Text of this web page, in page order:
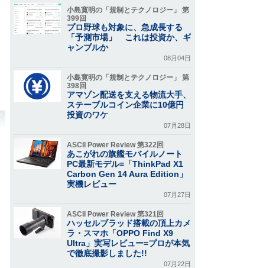
小島寛明の「規制とテクノロジー」 第
399回
プロ野球も対象に、急成長する
「予測市場」 これは投資か、ギ
ャンブルか
08月04日
小島寛明の「規制とテクノロジー」 第
398回
アマゾン配送を支える物流大手、
ステーブルコイン企業に10億円
投資のワケ
07月28日
ASCII Power Review 第322回
あこがれの旗艦モバイルノート
PC最新モデル=「ThinkPad X1
Carbon Gen 14 Aura Edition」
実機レビュー
07月27日
ASCII Power Review 第321回
ハッセルブラッド搭載の頂上カメ
ラ・スマホ「OPPO Find X9
Ultra」実写レビュー=プロが本気
で徹底撮影しました!!
07月22日